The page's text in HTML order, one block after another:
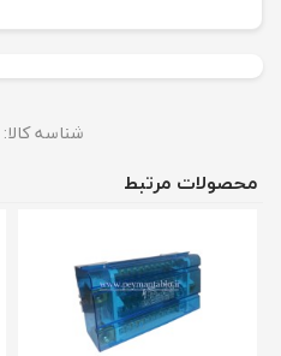
شناسه کالا:
محصولات مرتبط